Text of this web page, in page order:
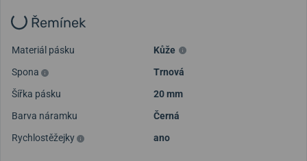
Řemínek
Materiál pásku
Kůže
Spona
Trnová
Šířka pásku
20 mm
Barva náramku
Černá
Rychlostěžejky
ano